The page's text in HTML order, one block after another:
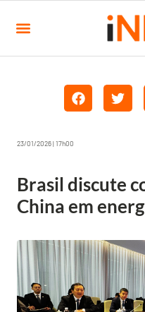
23/01/2026 | 17h00
Brasil discute
China em